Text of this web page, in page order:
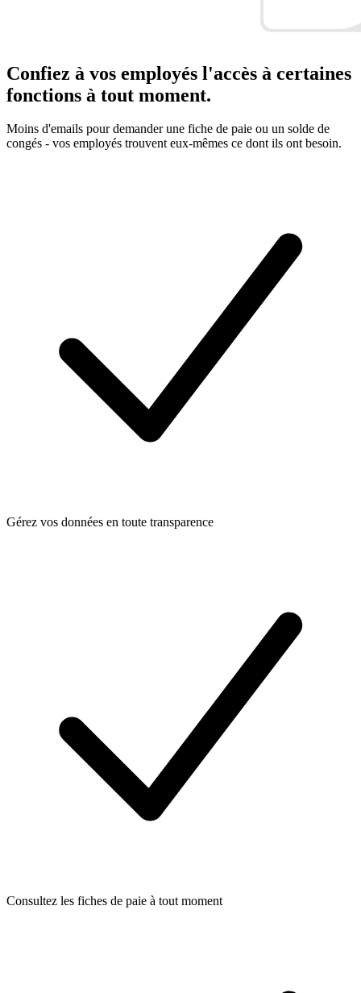
Confiez à vos employés l'accès à certaines
fonctions à tout moment.
Moins d'emails pour demander une fiche de paie ou un solde de
congés - vos employés trouvent eux-mêmes ce dont ils ont besoin.
Gérez vos données en toute transparence
Consultez les fiches de paie à tout moment